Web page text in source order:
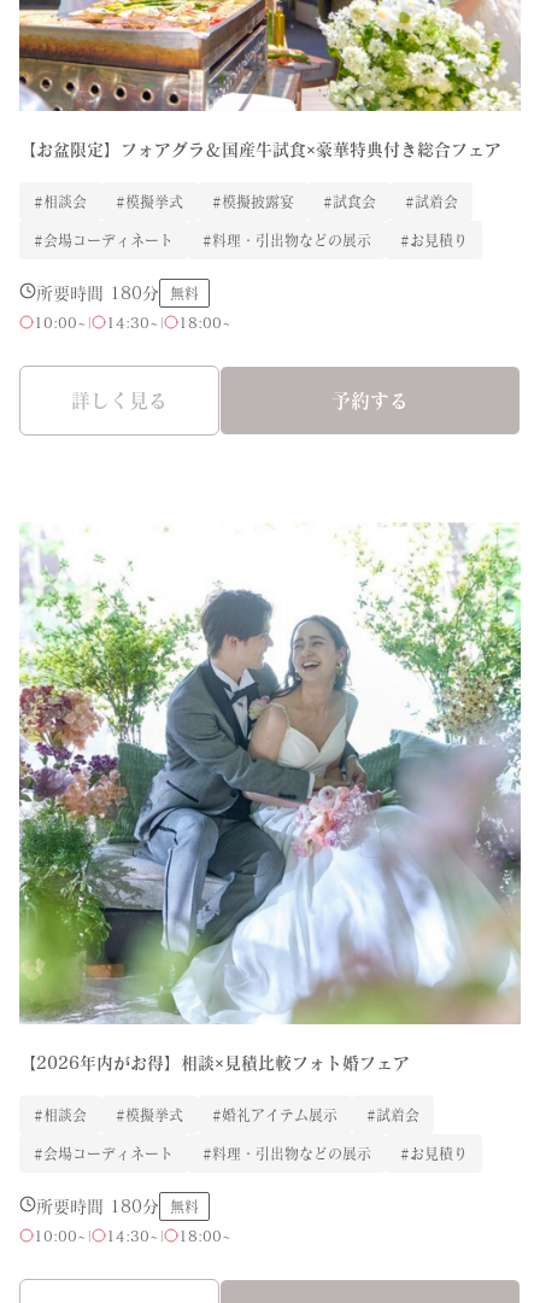
【お盆限定】フォアグラ＆国産牛試食×豪華特典付き総合フェア
#相談会 #模擬挙式 #模擬披露宴 #試食会 #試着会
#会場コーディネート #料理・引出物などの展示 #お見積り
所要時間 180分
無料
10:00~
14:30~ 18:00~
詳しく見る 予約する
【2026年内がお得】相談×見積比較フォト婚フェア
#相談会 #模擬挙式 #婚礼アイテム展示 #試着会
#会場コーディネート #料理・引出物などの展示 #お見積り
所要時間 180分
無料
10:00~
14:30~ 18:00~